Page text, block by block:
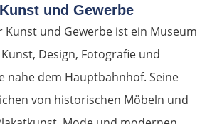
und Gewerbe
Kunst und Gewerbe ist ein Museum
Design, Fotografie und
nahe dem Hauptbahnhof. Seine
von historischen Möbeln und